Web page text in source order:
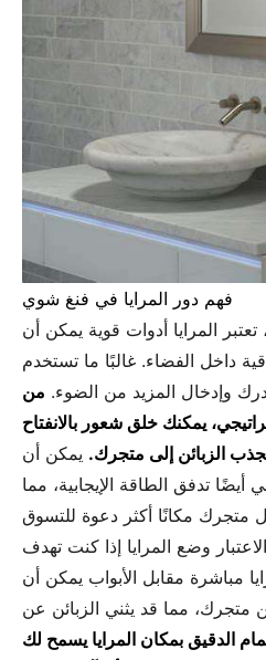
فهم دور المرايا في فنغ شوي
المرايا أدوات قوية يمكن أن
داخل الفضاء. غالبًا ما تستخدم
وإدخال المزيد من الضوء. من
يمكنك خلق شعور بالانفتاح
الزبائن إلى متجرك. يمكن أن
أيضًا تدفق الطاقة الإيجابية، مما
وضع المرايا إذا كنت تهدف
مباشرة مقابل الأبواب يمكن أن
مما قد يثني الزبائن عن
الدقيق بمكان المرايا يسمح لك